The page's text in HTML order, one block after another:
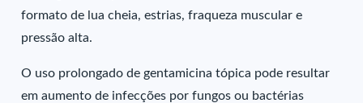
formato de lua cheia, estrias, fraqueza muscular e
pressão alta.
O uso prolongado de gentamicina tópica pode resultar
em aumento de infecções por fungos ou bactérias